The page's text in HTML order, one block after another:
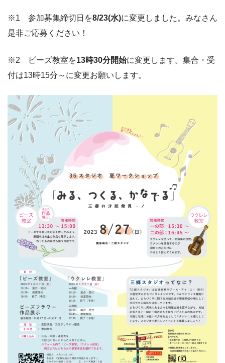
※1 参加募集締切日を8/23(水)に変更しました。みなさん
是非ご応募ください！
※2 ビーズ教室を13時30分開始に変更します。集合・受
付は13時15分～に変更お願いします。